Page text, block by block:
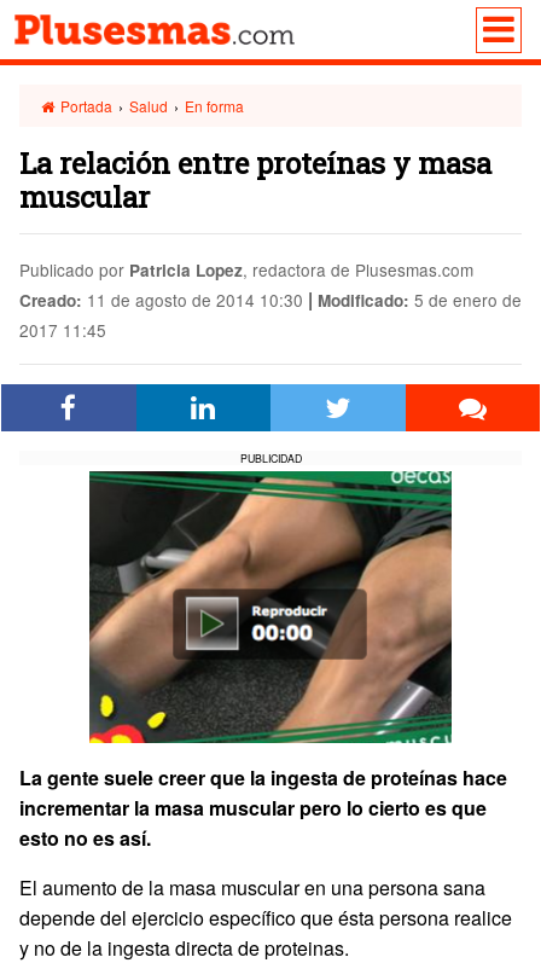
Portada › Salud › En forma
La relación entre proteínas y masa
muscular
Publicado por Patricia Lopez, redactora de Plusesmas.com
Creado: 11 de agosto de 2014 10:30 | Modificado: 5 de enero de
2017 11:45
PUBLICIDAD
La gente suele creer que la ingesta de proteínas hace
incrementar la masa muscular pero lo cierto es que
esto no es así.
El aumento de la masa muscular en una persona sana
depende del ejercicio específico que ésta persona realice
y no de la ingesta directa de proteinas.